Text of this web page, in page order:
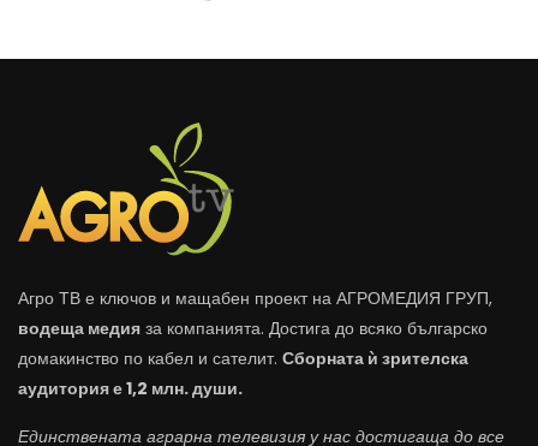
Агро ТВ е ключов и мащабен проект на АГРОМЕДИЯ ГРУП,
водеща медия за компанията. Достига до всяко българско
домакинство по кабел и сателит. Сборната ѝ зрителска
аудитория е 1,2 млн. души.
Единствената аграрна телевизия у нас достигаща до все